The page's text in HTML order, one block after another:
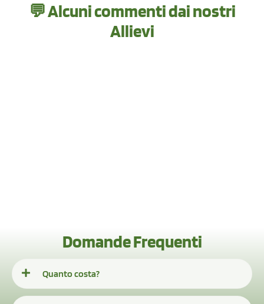
💬 Alcuni commenti dai nostri
Allievi
Domande Frequenti
Quanto costa?